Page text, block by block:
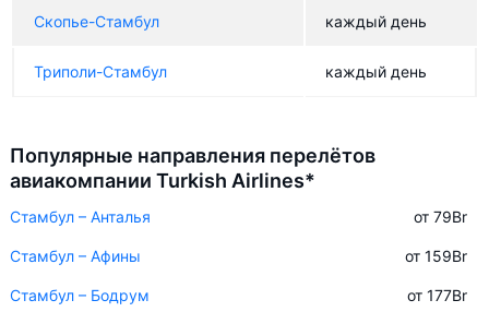
Скопье-Стамбул каждый день
Триполи-Стамбул каждый день
Популярные направления перелётов
авиакомпании Turkish Airlines*
Стамбул – Анталья от 79Br
Стамбул – Афины от 159Br
Стамбул – Бодрум от 177Br